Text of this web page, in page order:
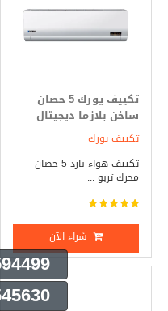
تكييف يورك 5 حصان
ساخن بلازما ديجيتال
تكييف يورك
تكييف هواء بارد 5 حصان
محرك تربو ...
شراء الآن